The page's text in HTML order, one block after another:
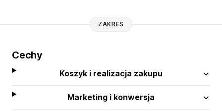
ZAKRES
Cechy
Koszyk i realizacja zakupu
Marketing i konwersja